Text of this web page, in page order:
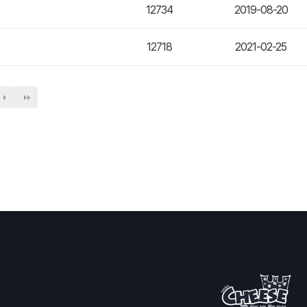
12734 2019-08-20
12718 2021-02-25